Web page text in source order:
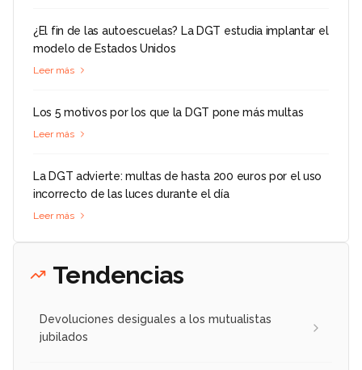
¿El fin de las autoescuelas? La DGT estudia implantar el
modelo de Estados Unidos
Leer más
Los 5 motivos por los que la DGT pone más multas
Leer más
La DGT advierte: multas de hasta 200 euros por el uso
incorrecto de las luces durante el día
Leer más
Tendencias
Devoluciones desiguales a los mutualistas
jubilados